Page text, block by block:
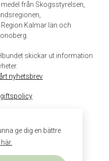
ge dig en bättre
från Skogsstyrelsen,
Kalmar län och
skickar ut information
nyhetsbrev